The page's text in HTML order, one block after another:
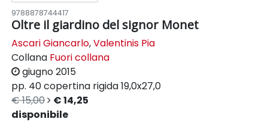
9788878744417
Oltre il giardino del signor Monet
Ascari Giancarlo,Valentinis Pia
Collana Fuori collana
giugno 2015
pp. 40copertina rigida19,0x27,0
€ 15,00
€ 14,25
disponibile